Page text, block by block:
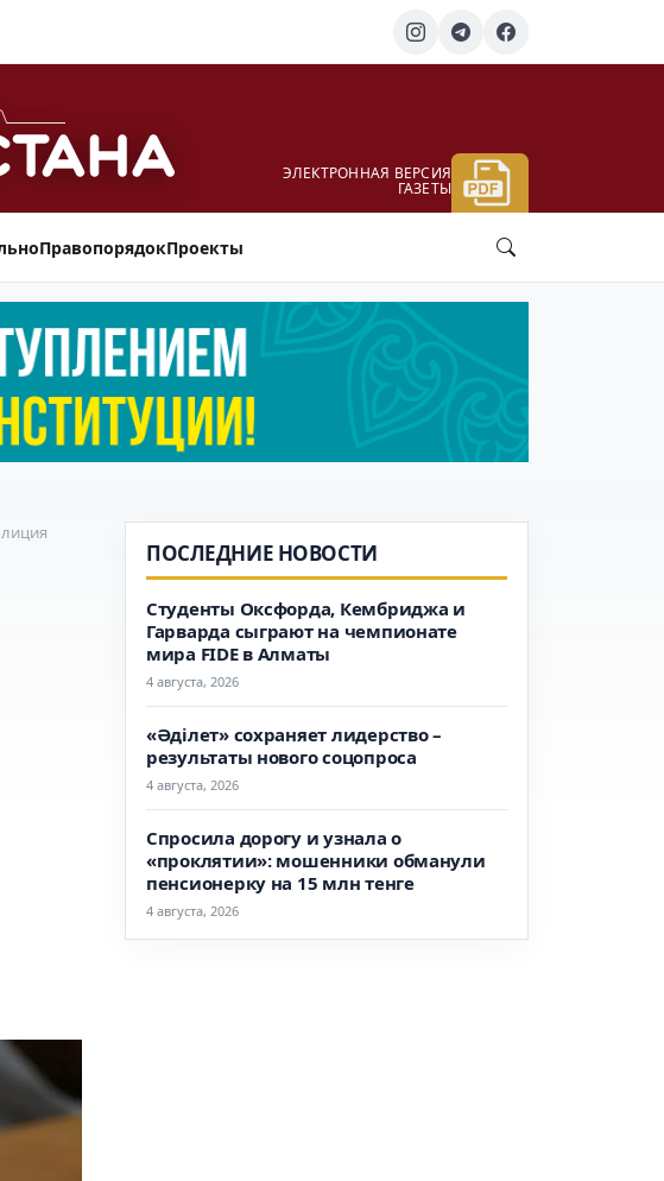
ЭЛЕКТРОННАЯ ВЕРСИЯ
ГАЗЕТЫ
ПравопорядокПроекты
ПОСЛЕДНИЕ НОВОСТИ
Студенты Оксфорда, Кембриджа и
Гарварда сыграют на чемпионате
мира FIDE в Алматы
4 августа, 2026
«Әділет» сохраняет лидерство –
результаты нового соцопроса
4 августа, 2026
Спросила дорогу и узнала о
«проклятии»: мошенники обманули
пенсионерку на 15 млн тенге
4 августа, 2026